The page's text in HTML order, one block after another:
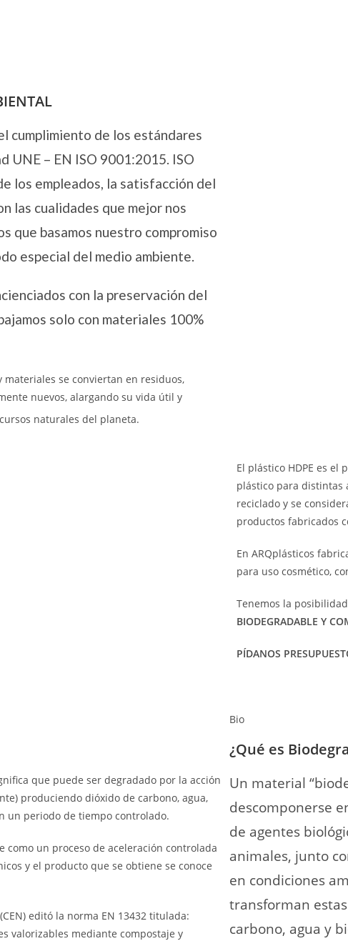
cumplimiento de los estándares
UNE – EN ISO 9001:2015. ISO
los empleados, la satisfacción del
las cualidades que mejor nos
que basamos nuestro compromiso
especial del medio ambiente.
con la preservación del
solo con materiales 100%
se conviertan en residuos,
nuevos, alargando su vida útil y
naturales del planeta.
El plástico HDPE es
plástico para distintas
reciclado y se
productos fabricados
En ARQplásticos
para uso cosmético,
Tenemos la
BIODEGRADABLE Y
PÍDANOS
que puede ser degradado por la acción
produciendo dióxido de carbono, agua,
un periodo de tiempo controlado.
como un proceso de aceleración controlada
y el producto que se obtiene se conoce
editó la norma EN 13432 titulada:
valorizables mediante compostaje y
Bio
¿Qué es
Un material
descomponerse
de agentes
animales, junto
en condiciones
transforman
carbono, agua y